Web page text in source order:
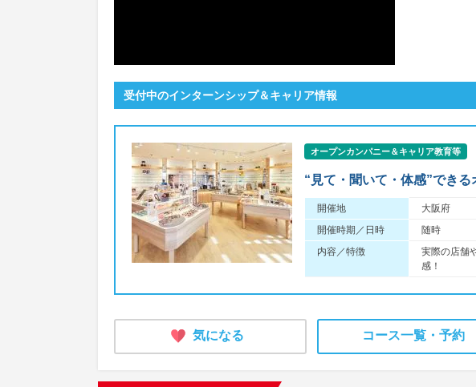
受付中のインターンシップ＆キャリア情報
オープンカンパニー＆キャリア教育等
“見て・聞いて・体感”でき
開催地
大阪府
開催時期／日時
随時
内容／特徴
実際の店舗
感！
気になる コース一覧・ 予約